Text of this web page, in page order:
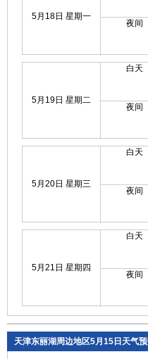
5月18日 星期一
夜间
5月19日 星期二
白天
夜间
5月20日 星期三
白天
夜间
5月21日 星期四
白天
夜间
天津东丽湖周边地区5月15日天气